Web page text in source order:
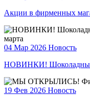
Акции в фирменных
04 Мар 2026 Новость
НОВИНКИ! Шоколадные
19 Фев 2026 Новость